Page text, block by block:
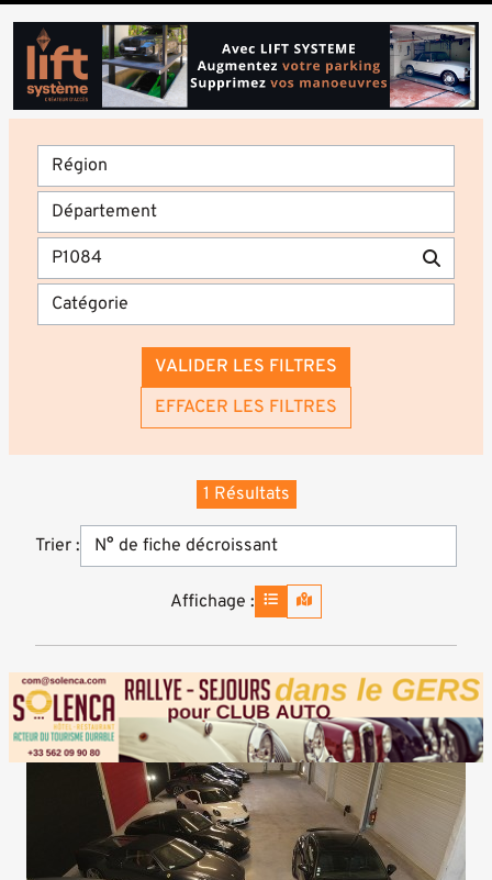
VALIDER LES FILTRES
EFFACER LES FILTRES
Trier :
1 Résultats
Affichage :